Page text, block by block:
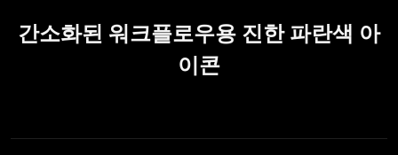
간소화된 워크플로우용 진한 파란색 아
이콘